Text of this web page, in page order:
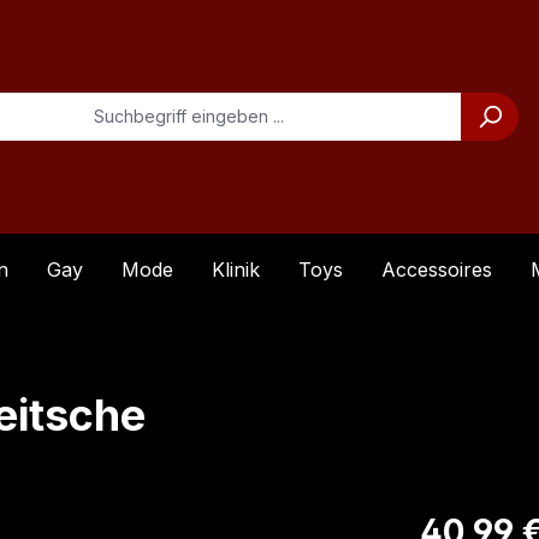
Gay Mode Klinik Toys Accessoires
Regulärer